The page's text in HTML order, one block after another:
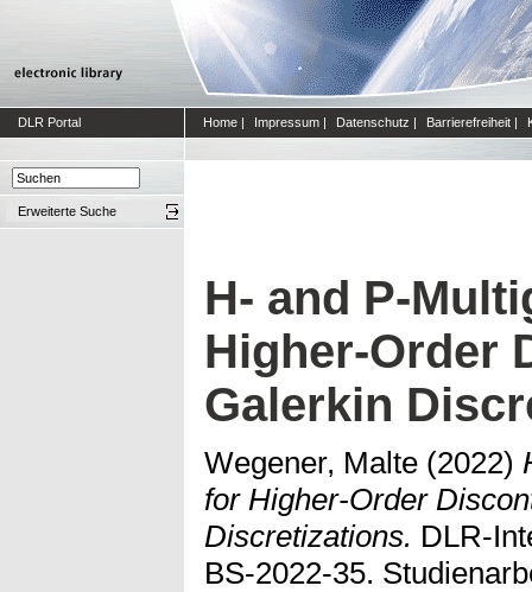
DLR Portal Home | Impressum | Datenschutz | Barrierefreiheit |
Erweiterte Suche
H- and P-
Higher-Order
Galerkin
Wegener, Malte (2022)
for Higher-Order
Discretizations. DLR-
BS-2022-35.